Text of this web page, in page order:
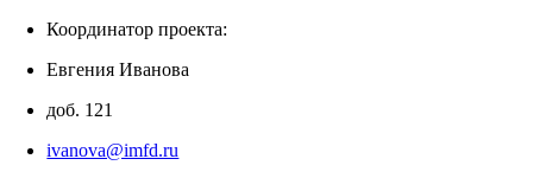
Координатор проекта:
Евгения Иванова
доб. 121
ivanova@imfd.ru